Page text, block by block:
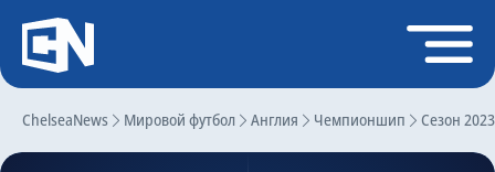
ChelseaNews Мировой футбол Англия Чемпионшип Сезон
Регистрация
Главная